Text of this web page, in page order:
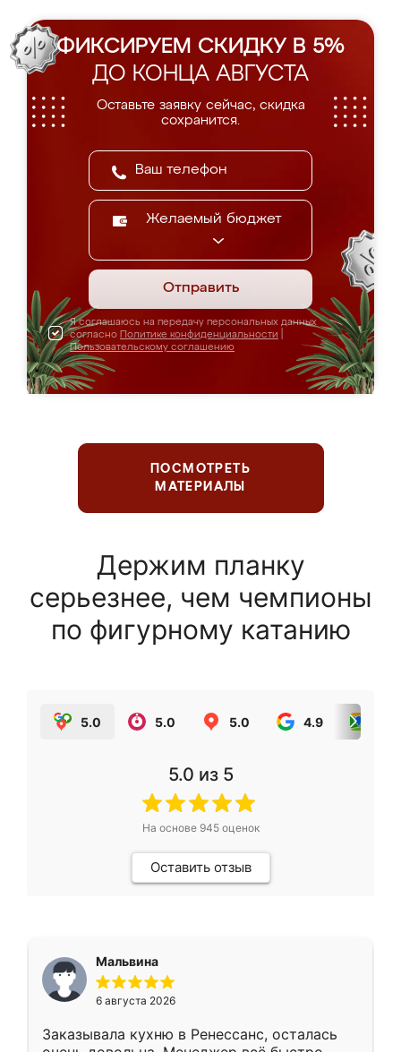
ФИКСИРУЕМ СКИДКУ В 5%
ДО КОНЦА АВГУСТА
Оставьте заявку сейчас, скидка
сохранится.
Желаемый бюджет
Отправить
Я соглашаюсь на передачу персональных данных
согласно Политике конфиденциальности
Пользовательскому соглашению
ПОСМОТРЕТЬ
МАТЕРИАЛЫ
Держим планку
серьезнее, чем чемпионы
по фигурному катанию
5.0 5.0 5.0 4.9
5.0 из 5
На основе 945оценок
Оставить отзыв
Мальвина
6 августа 2026
Заказывала кухню в Ренессанс, осталась